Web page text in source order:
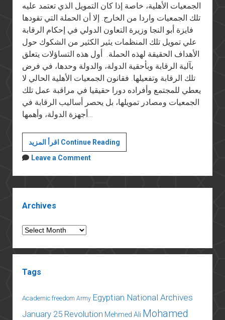
الجمعيات الأهلية، خاصة إذا كان التمويل الذي تعتمد عليه
تلك الجمعيات واردا من الخارج. إلا أن الحملة التي تقودها
فايزة أبو النجا وزيرة التعاون الدولي في إحكام الرقابة
علي تمويل تلك المنظمات يثير الكثير من الشكوك حول
الأهداف الحقيقة لهذه الحملة. أول هذه التساؤلات يتعلق
بآلية الرقابة وبأحقية الدولة، والدولة وحدها، في فرض
تلك الرقابة وتفعيلها. فقانون الجمعيات الأهلية الحالي لا
يعطي للمجتمع وأفراده دورا حقيقيا في مراقبة عمل تلك
الجمعيات ومصادر تمويلها، بل يحصر أساليب الرقابة في
أجهزة الدولة، وأهمها…
اقرأ المزيد Continue Readingتمويل
الجمعيات
Leave a Comment
Archives
Archives
Tags
Academic freedom Army Egyptian National Archives
January 25 Revolution Mehmed Ali Mohamed